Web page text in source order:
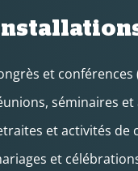
et conférences
séminaires
et activités de
et